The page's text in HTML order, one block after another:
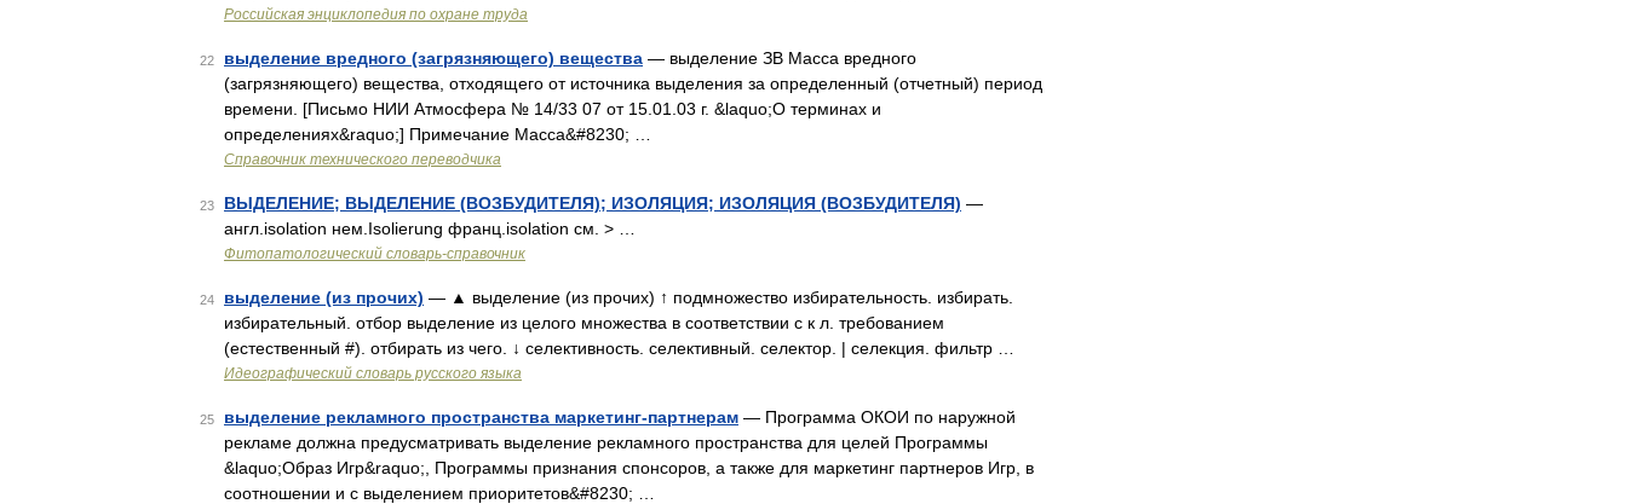
Российская энциклопедия по охране труда
22 выделение вредного (загрязняющего) вещества — выделение ЗВ Масса вредного
(загрязняющего) вещества, отходящего от источника выделения за определенный (отчетный) период
времени. [Письмо НИИ Атмосфера № 14/33 07 от 15.01.03 г. &laquo;О терминах и
определениях&raquo;] Примечание Масса&#8230; …
Справочник технического переводчика
23 ВЫДЕЛЕНИЕ; ВЫДЕЛЕНИЕ (ВОЗБУДИТЕЛЯ); ИЗОЛЯЦИЯ; ИЗОЛЯЦИЯ (ВОЗБУДИТЕЛЯ) —
англ.isolation нем.Isolierung франц.isolation см. > …
Фитопатологический словарь-справочник
24 выделение (из прочих) — ▲ выделение (из прочих) ↑ подмножество избирательность. избирать.
избирательный. отбор выделение из целого множества в соответствии с к л. требованием
(естественный #). отбирать из чего. ↓ селективность. селективный. селектор. | селекция. фильтр …
Идеографический словарь русского языка
25 выделение рекламного пространства маркетинг-партнерам — Программа ОКОИ по наружной
рекламе должна предусматривать выделение рекламного пространства для целей Программы
&laquo;Образ Игр&raquo;, Программы признания спонсоров, а также для маркетинг партнеров Игр, в
соотношении и с выделением приоритетов&#8230; …